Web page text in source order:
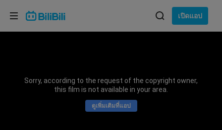
เปิดแอป
Sorry, according to the request of the copyright owner,
this film is not available in your area.
ดูเพิ่มเติมที่แอป
เลือกภาษา